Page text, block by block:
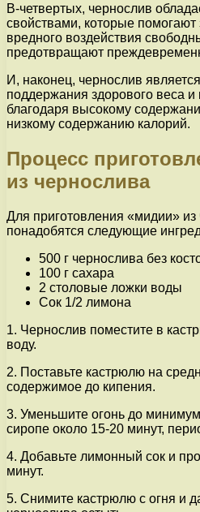
В-четвертых, чернослив
свойствами, которые помогают
вредного воздействия
предотвращают
И, наконец, чернослив
поддержания здорового веса и
благодаря высокому
низкому содержанию калорий.
Процесс
из чернослива
Для приготовления «мидии»
понадобятся следующие
500 г чернослива без
100 г сахара
2 столовые ложки воды
Сок 1/2 лимона
1. Чернослив поместите в
воду.
2. Поставьте кастрюлю на
содержимое до кипения.
3. Уменьшите огонь до
сиропе около 15-20 минут,
4. Добавьте лимонный сок и
минут.
5. Снимите кастрюлю с огня и